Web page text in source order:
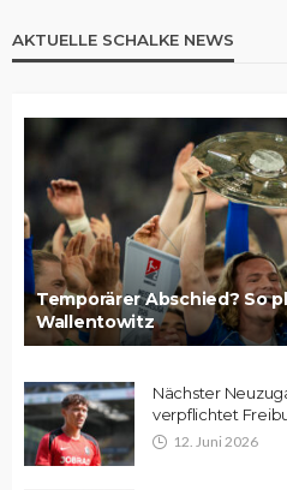
AKTUELLE SCHALKE NEWS
Temporärer Abschied? So
Wallentowitz
Nächster
verpflichtet
12. Juni 2026